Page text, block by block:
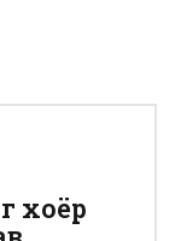
хоёр